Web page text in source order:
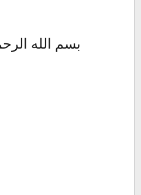
بسم الله